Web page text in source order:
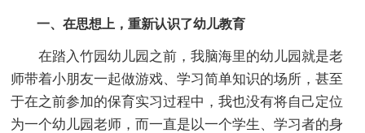
一、在思想上，重新认识了幼儿教育
在踏入竹园幼儿园之前，我脑海里的幼儿园就是老
师带着小朋友一起做游戏、学习简单知识的场所，甚至
于在之前参加的保育实习过程中，我也没有将自己定位
为一个幼儿园老师，而一直是以一个学生、学习者的身